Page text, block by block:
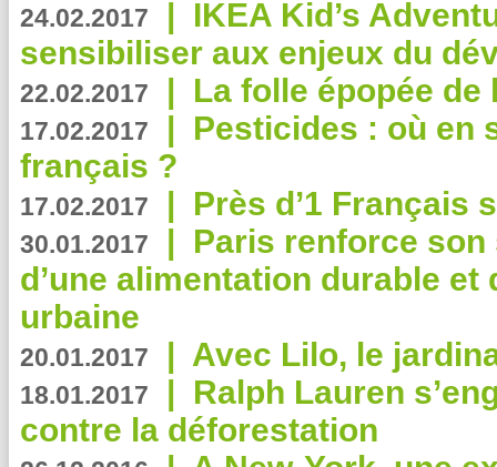
24.02.2017 | IKEA Kid’s
sensibiliser aux enjeux du
22.02.2017 | La folle épopée de
17.02.2017 | Pesticides : où en
français ?
17.02.2017 | Près d’1 Français
30.01.2017 | Paris renforce
d’une alimentation durable et
urbaine
20.01.2017 | Avec Lilo, le
18.01.2017 | Ralph Lauren
contre la déforestation